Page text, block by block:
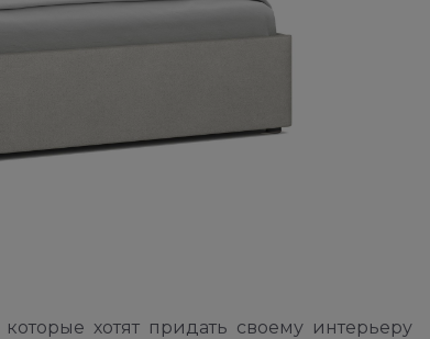
хотят придать своему интерьеру